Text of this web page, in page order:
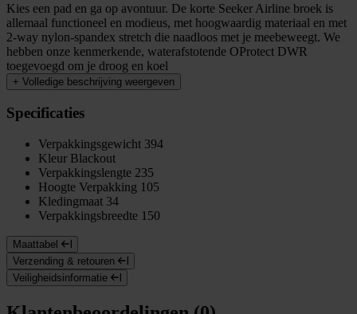
Kies een pad en ga op avontuur. De korte Seeker Airline broek is
allemaal functioneel en modieus, met hoogwaardig materiaal en met
2-way nylon-spandex stretch die naadloos met je meebeweegt. We
hebben onze kenmerkende, waterafstotende OProtect DWR
toegevoegd om je droog en koel
+ Volledige beschrijving weergeven
Specificaties
Verpakkingsgewicht 394
Kleur Blackout
Verpakkingslengte 235
Hoogte Verpakking 105
Kledingmaat 34
Verpakkingsbreedte 150
Maattabel
Verzending & retouren
Veiligheidsinformatie